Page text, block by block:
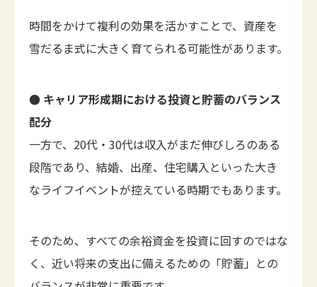
時間をかけて複利の効果を活かすことで、資産を
雪だるま式に大きく育てられる可能性があります。
● キャリア形成期における投資と貯蓄のバランス
配分
一方で、20代・30代は収入がまだ伸びしろのある
段階であり、結婚、出産、住宅購入といった大き
なライフイベントが控えている時期でもあります。
そのため、すべての余裕資金を投資に回すのではな
く、近い将来の支出に備えるための「貯蓄」との